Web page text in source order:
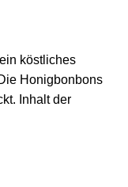
köstliches
Honigbonbons
Inhalt der